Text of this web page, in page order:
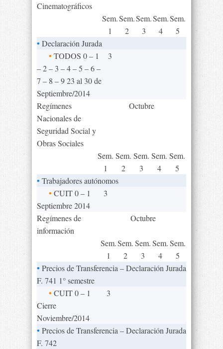
Cinematográficos
Sem.
1
Sem.
2
Sem.
3
Sem.
4
Sem.
5
• Declaración Jurada
• TODOS 0 – 1
– 2 – 3 – 4 – 5 – 6 –
7 – 8 – 9 23 al 30 de
Septiembre/2014
3
Regímenes
Nacionales de
Seguridad Social y
Obras Sociales
Octubre
Sem.
1
Sem.
2
Sem.
3
Sem.
4
Sem.
5
• Trabajadores autónomos
• CUIT 0 – 1
Septiembre 2014
3
Regímenes de
información
Octubre
Sem.
1
Sem.
2
Sem.
3
Sem.
4
Sem.
5
• Precios de Transferencia – Declaración Jurada
F. 741 1° semestre
• CUIT 0 – 1
Cierre
Noviembre/2014
3
• Precios de Transferencia – Declaración Jurada
F. 742